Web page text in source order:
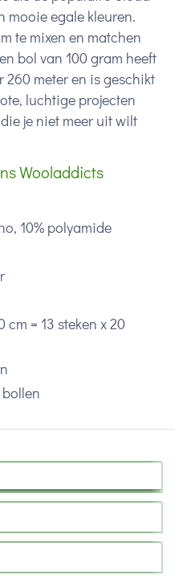
mooie egale kleuren.
te mixen en matchen
bol van 100 gram heeft
260 meter en is geschikt
luchtige projecten
je niet meer uit wilt
Wooladdicts
10% polyamide
cm = 13 steken x 20